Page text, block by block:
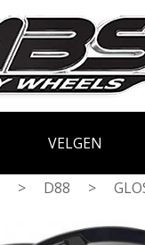
VELGEN
> D88 >